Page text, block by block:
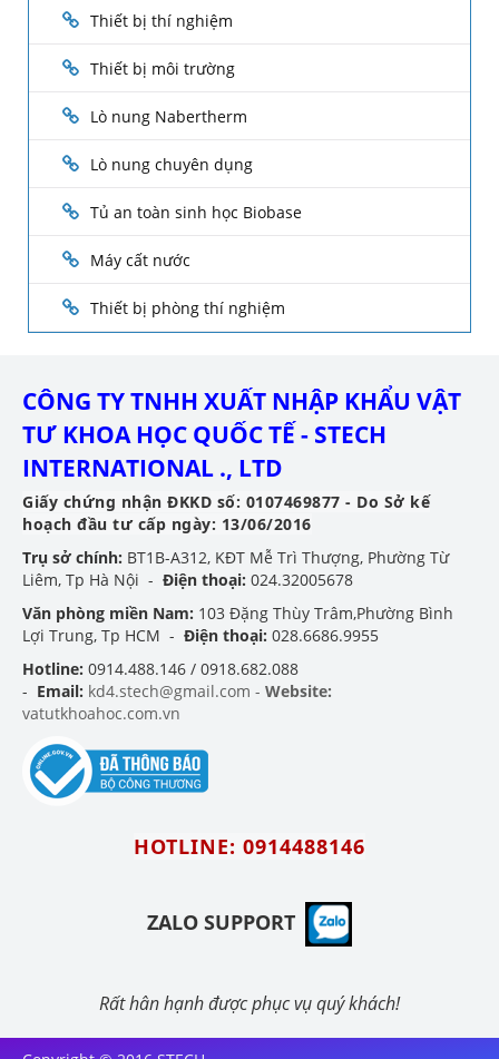
Thiết bị thí nghiệm
Thiết bị môi trường
Lò nung Nabertherm
Lò nung chuyên dụng
Tủ an toàn sinh học Biobase
Máy cất nước
Thiết bị phòng thí nghiệm
CÔNG TY TNHH XUẤT NHẬP KHẨU VẬT
TƯ KHOA HỌC QUỐC TẾ - STECH
INTERNATIONAL ., LTD
Giấy chứng nhận ĐKKD số: 0107469877 - Do Sở kế
hoạch đầu tư cấp ngày: 13/06/2016
Trụ sở chính: BT1B-A312, KĐT Mễ Trì Thượng, Phường Từ
Liêm, Tp Hà Nội - Điện thoại: 024.32005678
Văn phòng miền Nam: 103 Đặng Thùy Trâm,Phường Bình
Lợi Trung, Tp HCM - Điện thoại: 028.6686.9955
Hotline: 0914.488.146 / 0918.682.088
- Email: kd4.stech@gmail.com - Website:
vatutkhoahoc.com.vn
HOTLINE: 0914488146
ZALO SUPPORT
Rất hân hạnh được phục vụ quý khách!